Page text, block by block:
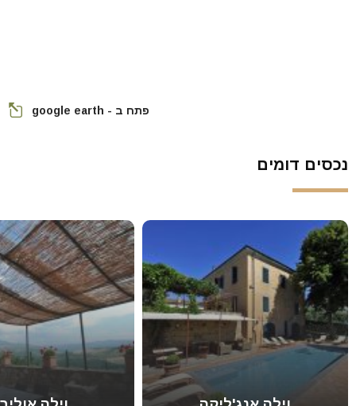
פתח ב - google earth
נכסים דומים